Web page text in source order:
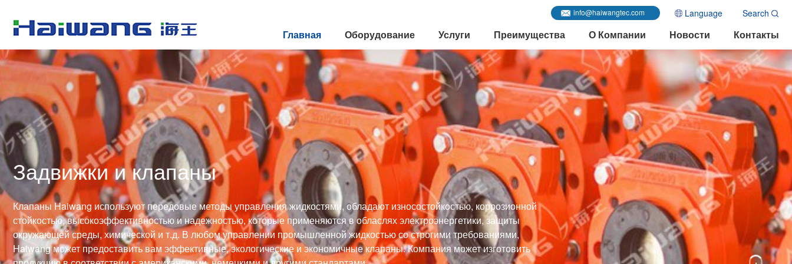
Search
Language
info@haiwangtec.com
Главная Оборудование Услуги Преимущества О Компании Новости Контакты
Задвижки и клапаны
Клапаны Haiwang используют передовые методы управления жидкостями, обладают износостойкостью, коррозионной
стойкостью, высокоэффективностью и надежностью, которые применяются в обласлях электроэнергетики, защиты
окружающей среды, химической и т.д. В любом управлении промышленной жидкостью со строгими требованиями,
Haiwang может предоставить вам эффективные, экологические и экономичные клапаны. Компания может изготовить